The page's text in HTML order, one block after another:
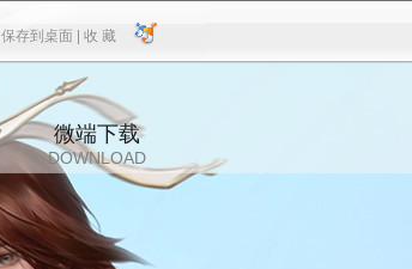
保存到桌面 |
保存到桌面 收 藏
收 藏
微端下载
DOWNLOAD